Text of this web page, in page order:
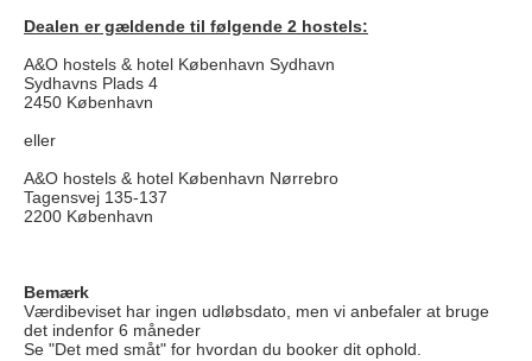
Dealen er gældende til følgende 2 hostels:
A&O hostels & hotel København Sydhavn
Sydhavns Plads 4
2450 København
eller
A&O hostels & hotel København Nørrebro
Tagensvej 135-137
2200 København
Bemærk
Værdibeviset har ingen udløbsdato, men vi anbefaler at bruge
det indenfor 6 måneder
Se "Det med småt" for hvordan du booker dit ophold.